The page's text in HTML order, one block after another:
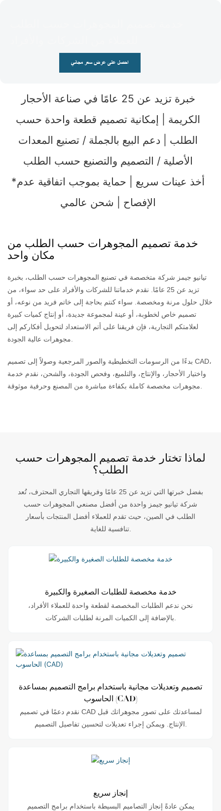
احصل على عرض سعر مجاني
خبرة تزيد عن 25 عامًا في صناعة الأحجار
الكريمة | إمكانية تصميم قطعة واحدة حسب
الطلب | دعم البيع بالجملة / تصنيع المعدات
الأصلية / التصميم والتصنيع حسب الطلب
*أخذ عينات سريع | حماية بموجب اتفاقية عدم
الإفصاح | شحن عالمي
خدمة تصميم المجوهرات حسب الطلب من
مكان واحد
تيانيو جيمز شركة متخصصة في تصنيع المجوهرات حسب الطلب، بخبرة
تزيد عن 25 عامًا. نقدم خدماتنا للشركات والأفراد على حد سواء، من
خلال حلول مرنة ومخصصة. سواء كنتم بحاجة إلى خاتم فريد من نوعه، أو
تصميم خاص لخطوبة، أو عينة لمجموعة جديدة، أو إنتاج كميات كبيرة
لعلامتكم التجارية، فإن فريقنا على أتم الاستعداد لتحويل أفكاركم إلى
مجوهرات عالية الجودة.
بدءًا من الرسومات التخطيطية والصور المرجعية وصولاً إلى تصميم CAD،
واختيار الأحجار، والإنتاج، والتلميع، وفحص الجودة، والشحن، نقدم خدمة
مجوهرات مخصصة كاملة بكفاءة مباشرة من المصنع وحرفية موثوقة.
لماذا تختار خدمة تصميم المجوهرات حسب
الطلب؟
بفضل خبرتها التي تزيد عن 25 عامًا وفريقها التجاري المحترف، تُعد
شركة تيانيو جيمز واحدة من أفضل مصنعي المجوهرات حسب
الطلب في الصين، حيث تقدم للعملاء أفضل المنتجات بأسعار
تنافسية للغاية.
خدمة مخصصة للطلبات الصغيرة والكبيرة
نحن ندعم الطلبات المخصصة لقطعة واحدة للعملاء الأفراد،
تصميم وتعديلات مجانية باستخدام برامج التصميم بمساعدة
الحاسوب (CAD)
نقدم دعمًا في تصميم CAD لمساعدتك على تصور مجوهراتك قبل
إنجاز سريع
يمكن عادةً إنجاز التصاميم البسيطة باستخدام برامج التصميم